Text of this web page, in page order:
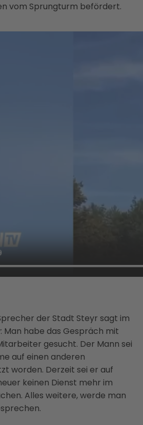
vom Sprungturm befördert.
der Stadt Steyr sagt im
Man habe das Gespräch mit
gesucht. Der Mann sei
auf einen anderen
worden. Derzeit sei er auf
keinen Dienst mehr im
Alles weitere, werde man